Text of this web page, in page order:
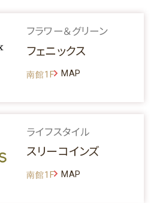
フラワー＆グリーン
フェニックス
南館1F MAP
ライフスタイル
スリーコインズ
南館1F MAP